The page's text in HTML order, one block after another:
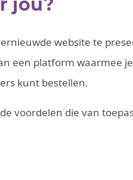
jou?
website te
een platform waarmee
kunt bestellen.
voordelen die van